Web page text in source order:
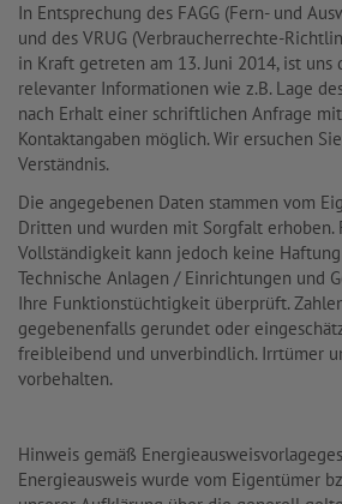
In Entsprechung des FAGG (Fern- und
und des VRUG (Verbraucherrechte-
in Kraft getreten am 13. Juni 2014, ist uns
relevanter Informationen wie z.B. Lage
nach Erhalt einer schriftlichen Anfrage
Kontaktangaben möglich. Wir ersuchen
Verständnis.
Die angegebenen Daten stammen vom
Dritten und wurden mit Sorgfalt erhoben.
Vollständigkeit kann jedoch keine
Technische Anlagen / Einrichtungen und
Ihre Funktionstüchtigkeit überprüft.
gegebenenfalls gerundet oder
freibleibend und unverbindlich. Irrtümer
vorbehalten.
Hinweis gemäß
Energieausweis wurde vom Eigentümer